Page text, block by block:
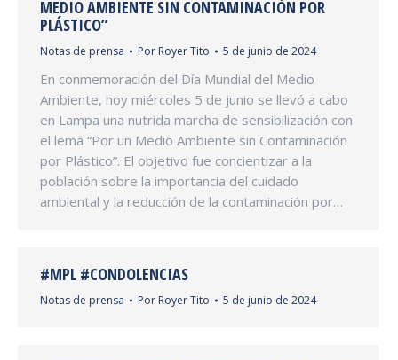
MEDIO AMBIENTE SIN CONTAMINACIÓN POR
PLÁSTICO”
Notas de prensa Por Royer Tito 5 de junio de 2024
En conmemoración del Día Mundial del Medio
Ambiente, hoy miércoles 5 de junio se llevó a cabo
en Lampa una nutrida marcha de sensibilización con
el lema “Por un Medio Ambiente sin Contaminación
por Plástico”. El objetivo fue concientizar a la
población sobre la importancia del cuidado
ambiental y la reducción de la contaminación por…
#MPL #CONDOLENCIAS
Notas de prensa Por Royer Tito 5 de junio de 2024